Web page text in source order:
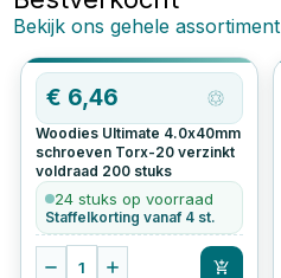
Bekijk ons gehele assortiment
€ 6,46
Woodies Ultimate 4.0x40mm
schroeven Torx-20 verzinkt
voldraad 200 stuks
24 stuks op voorraad
Staffelkorting vanaf 4 st.
1